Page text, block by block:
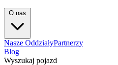
O nas
Nasze OddziałyPartnerzy
Blog
Wyszukaj pojazd